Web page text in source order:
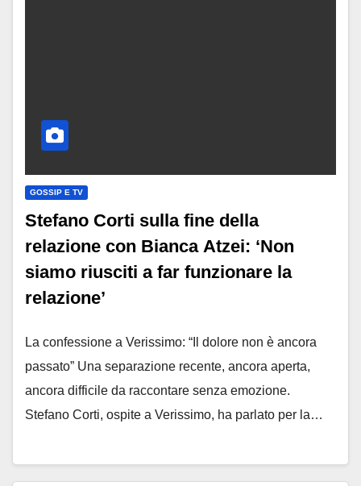
GOSSIP E TV
Stefano Corti sulla fine della
relazione con Bianca Atzei: ‘Non
siamo riusciti a far funzionare la
relazione’
La confessione a Verissimo: “Il dolore non è ancora
passato” Una separazione recente, ancora aperta,
ancora difficile da raccontare senza emozione.
Stefano Corti, ospite a Verissimo, ha parlato per la…